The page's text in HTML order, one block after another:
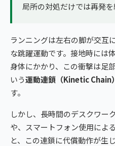
局所の対処だけでは再発を
ランニングは左右の脚が交互
な跳躍運動です。接地時には
身体にかかり、この衝撃は
いう運動連鎖（Kinetic Chain）
す。
しかし、長時間のデスクワー
や、スマートフォン使用によ
と、この連鎖に代償動作が生